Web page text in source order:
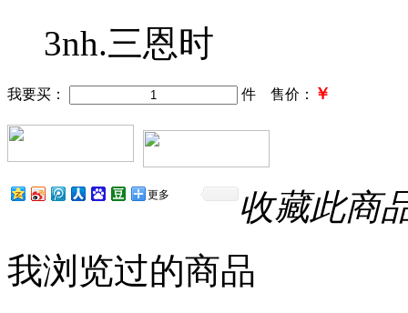
3nh.三恩时
我要买： 件 售价： ￥
收藏此商
更多
我浏览过的商品